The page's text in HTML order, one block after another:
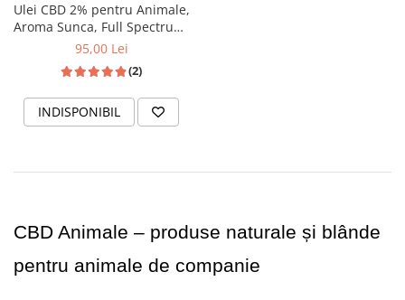
Ulei CBD 2% pentru Animale,
Aroma Sunca, Full Spectrum,
10ml
95,00 Lei
(2)
INDISPONIBIL
CBD Animale – produse naturale și blânde
pentru animale de companie